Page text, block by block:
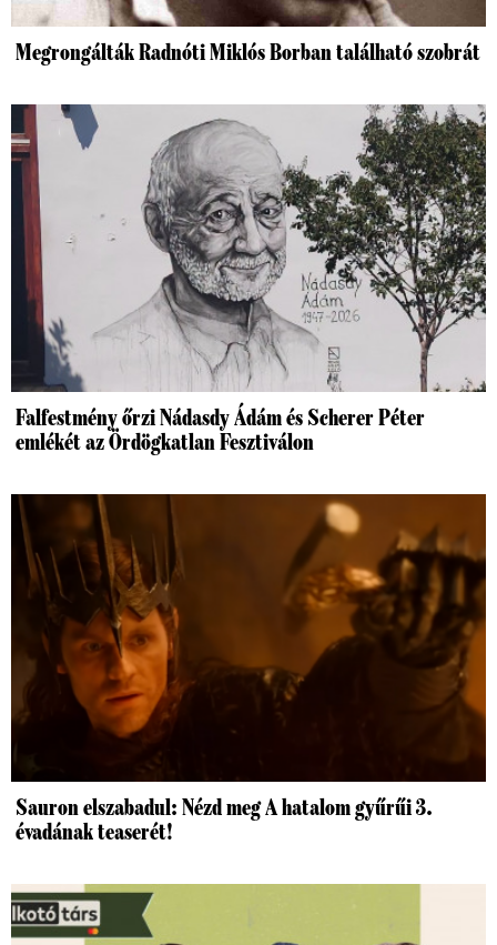
Megrongálták Radnóti Miklós Borban található szobrát
Falfestmény őrzi Nádasdy Ádám és Scherer Péter
emlékét az Ördögkatlan Fesztiválon
Sauron elszabadul: Nézd meg A hatalom gyűrűi 3.
évadának teaserét!